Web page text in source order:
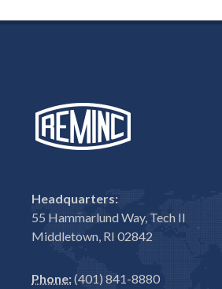
Headquarters:
55 Hammarlund Way, Tech II
Middletown, RI 02842
Phone:(401) 841-8880